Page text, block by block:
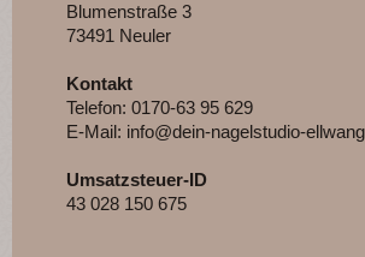
Blumenstraße 3
73491 Neuler
Kontakt
Telefon: 0170-63 95 629
E-Mail: info@dein-nagelstudio-
Umsatzsteuer-ID
43 028 150 675